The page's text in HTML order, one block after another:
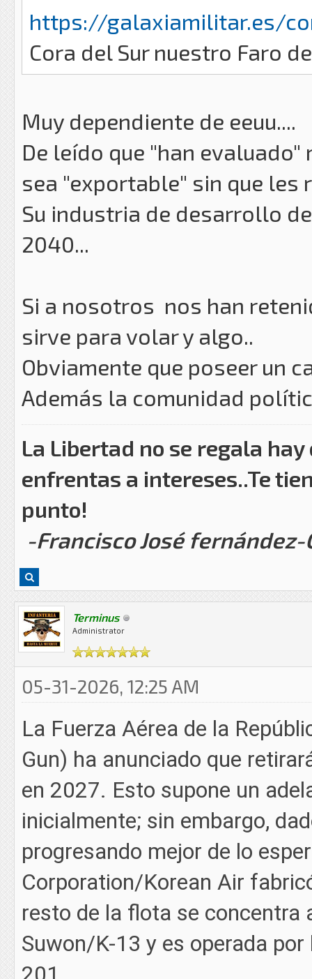
https://galaxiamilitar.es/
Cora del Sur nuestro Faro
Muy dependiente de eeuu....
De leído que "han
sea "exportable" sin que les
Su industria de desarrollo
2040...
Si a nosotros nos han
sirve para volar y algo..
Obviamente que poseer un
Además la comunidad
La Libertad no se regala
enfrentas a intereses..Te
punto!
-Francisco José
Terminus
Administrator
05-31-2026, 12:25 AM
La Fuerza Aérea de la
Gun) ha anunciado que
en 2027. Esto supone un
inicialmente; sin embargo,
progresando mejor de lo
Corporation/Korean Air
resto de la flota se concentra
Suwon/K-13 y es operada